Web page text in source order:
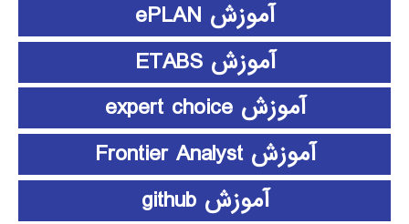
آموزش ePLAN
آموزش ETABS
آموزش expert choice
آموزش Frontier Analyst
آموزش github